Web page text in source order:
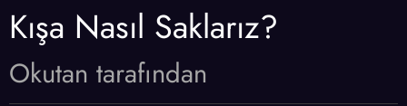
Kışa Nasıl Saklarız?
Okutan tarafından